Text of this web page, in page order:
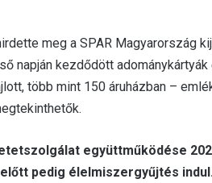
meg a SPAR Magyarország
napján kezdődött
több mint 150 áruházban –
együttműködése
pedig élelmiszergyűjtés